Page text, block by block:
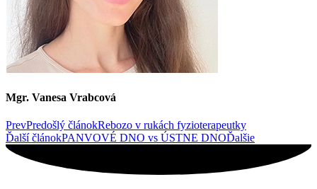
Mgr. Vanesa Vrabcová
PrevPredošlý článokRebozo v rukách fyzioterapeutky
Ďalší článokPANVOVÉ DNO vs ÚSTNE DNOĎalšie